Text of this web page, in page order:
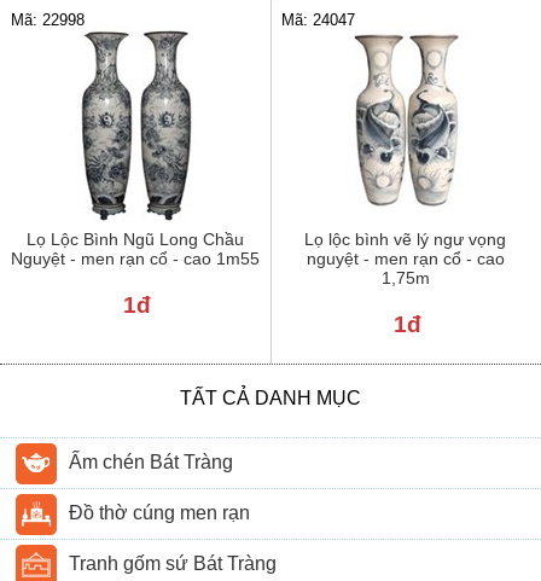
Lọ Lộc Bình Ngũ Long Chầu
Nguyệt - men rạn cổ - cao 1m55
Mã: 22998
1đ
Lọ lộc bình vẽ lý ngư vọng
nguyệt - men rạn cổ - cao
1,75m
Mã: 24047
1đ
TẤT CẢ DANH MỤC
Ấm chén Bát Tràng
Đồ thờ cúng men rạn
Tranh gốm sứ Bát Tràng